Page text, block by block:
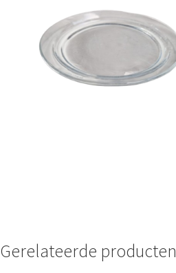
Gerelateerde producten